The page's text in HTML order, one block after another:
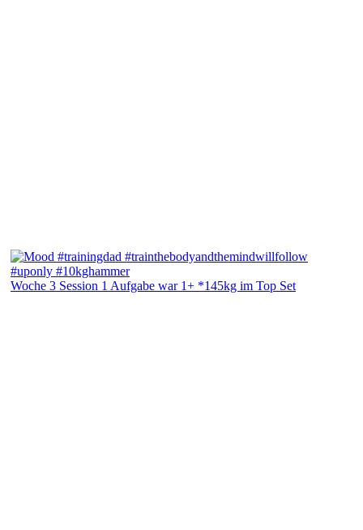
Woche 3 Session 1 Aufgabe war 1+ *145kg im Top Set